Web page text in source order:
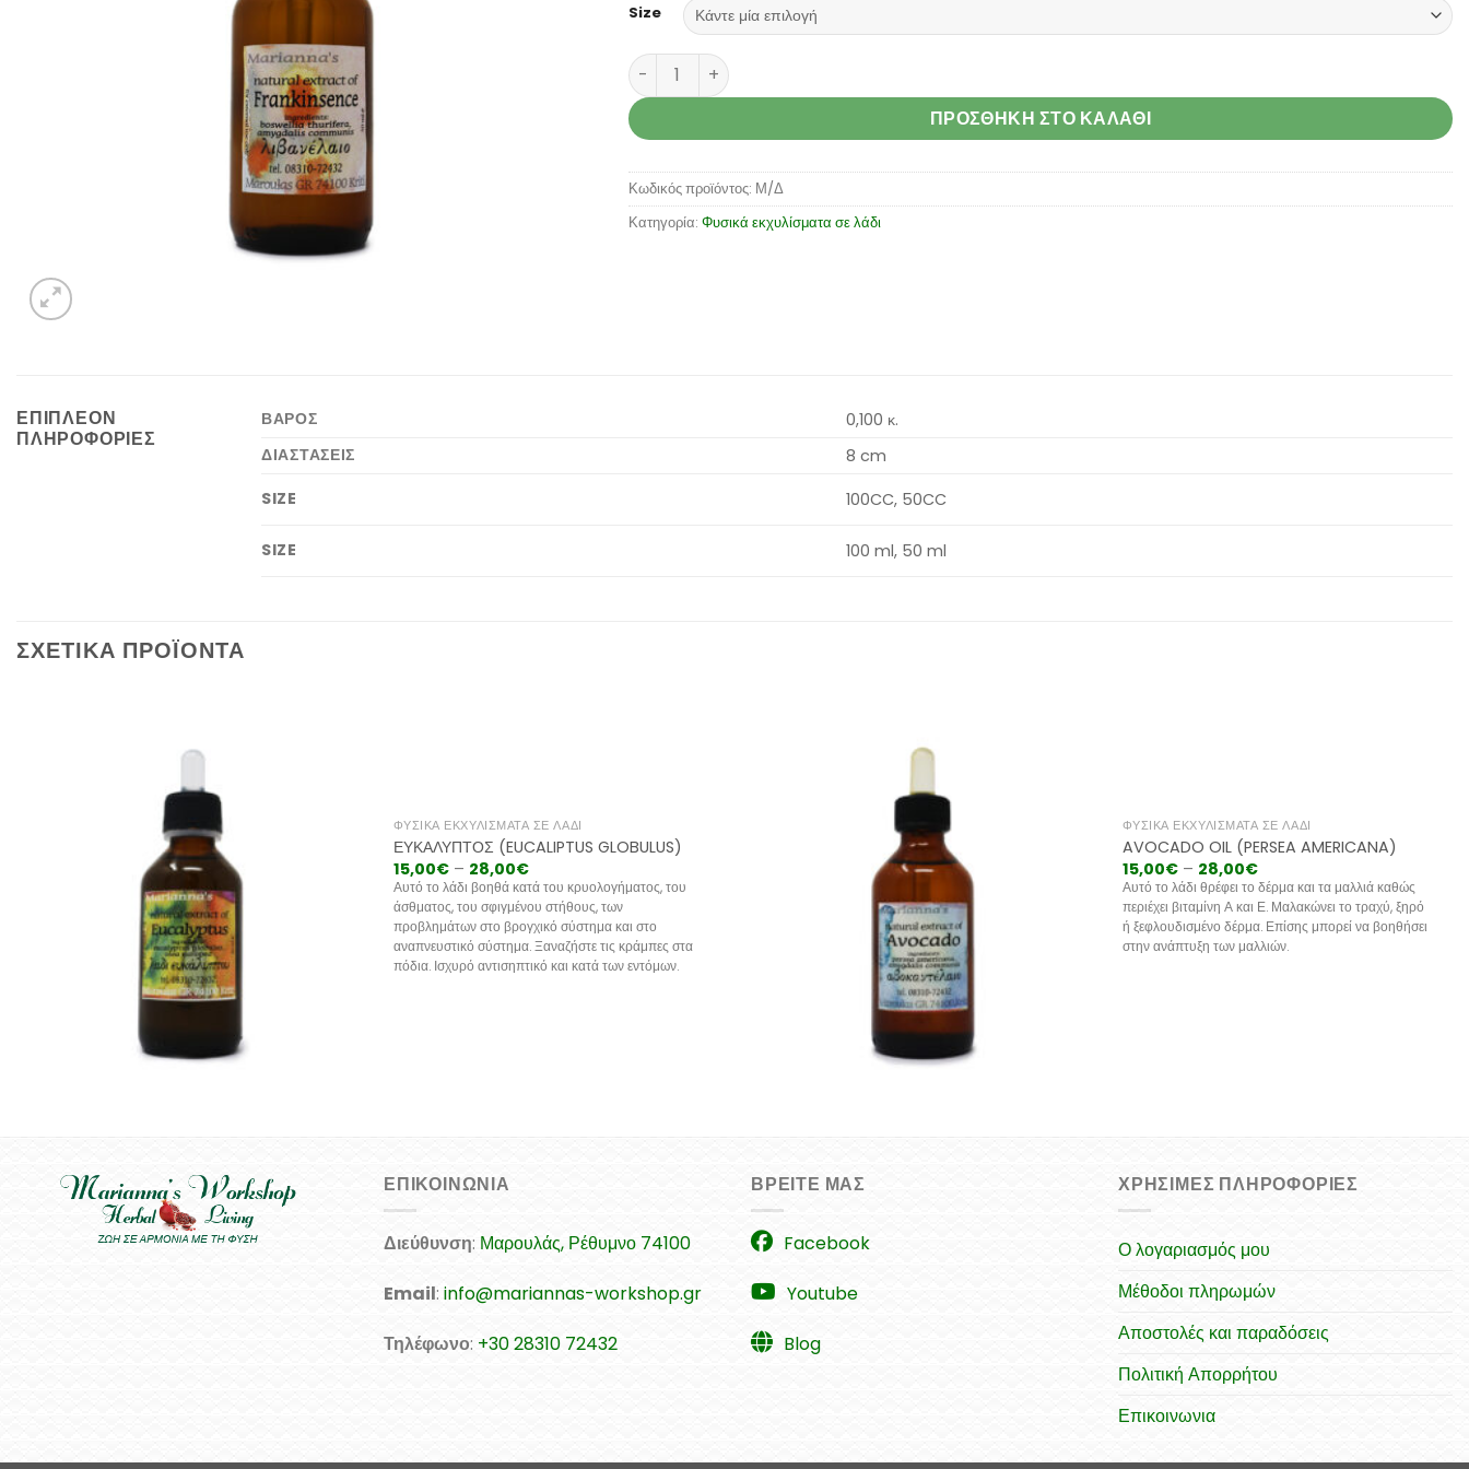
Size
Frankinsence (Boswellia Thurifera) ποσότητα
ΠΡΟΣΘΉΚΗ ΣΤΟ ΚΑΛΆΘΙ
Κωδικός προϊόντος: Μ/Δ
Κατηγορία: Φυσικά εκχυλίσματα σε λάδι
ΕΠΙΠΛΈΟΝ
ΠΛΗΡΟΦΟΡΊΕΣ
ΒΆΡΟΣ
0,100 κ.
ΔΙΑΣΤΆΣΕΙΣ
8 cm
SIZE
100CC, 50CC
SIZE 100 ml, 50 ml
ΣΧΕΤΙΚΆ ΠΡΟΪΌΝΤΑ
ΦΥΣΙΚΆ ΕΚΧΥΛΊΣΜΑΤΑ ΣΕ ΛΆΔΙ
ΕΥΚΆΛΥΠΤΟΣ (EUCALIPTUS GLOBULUS)
15,00€– 28,00€
Αυτό το λάδι βοηθά κατά του κρυολογήματος, του
άσθματος, του σφιγμένου στήθους, των
προβλημάτων στο βρογχικό σύστημα και στο
αναπνευστικό σύστημα. Ξαναζήστε τις κράμπες στα
πόδια. Ισχυρό αντισηπτικό και κατά των εντόμων.
ΦΥΣΙΚΆ ΕΚΧΥΛΊΣΜΑΤΑ ΣΕ ΛΆΔΙ
AVOCADO OIL (PERSEA AMERICANA)
15,00€– 28,00€
Αυτό το λάδι θρέφει το δέρμα και τα μαλλιά καθώς
περιέχει βιταμίνη Α και Ε. Μαλακώνει το τραχύ, ξηρό
ή ξεφλουδισμένο δέρμα. Επίσης μπορεί να βοηθήσει
στην ανάπτυξη των μαλλιών.
ΕΠΙΚΟΙΝΩΝΊΑ
Διεύθυνση: Μαρουλάς, Ρέθυμνο 74100
Email: info@mariannas-workshop.gr
Τηλέφωνο: +30 28310 72432
ΒΡΕΊΤΕ ΜΑΣ
Facebook
Youtube
Blog
ΧΡΉΣΙΜΕΣ ΠΛΗΡΟΦΟΡΊΕΣ
Ο λογαριασμός μου
Μέθοδοι πληρωμών
Αποστολές και παραδόσεις
Πολιτική Απορρήτου
Επικοινωνια